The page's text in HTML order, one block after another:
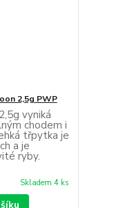
2,5g PWP
vyniká
chodem i
třpytka je
a je
ryby.
Skladem 4 ks